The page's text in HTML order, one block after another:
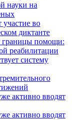
науки на
во
диктанте
помощи:
реабилитации
систему
активно вводят
активно вводят